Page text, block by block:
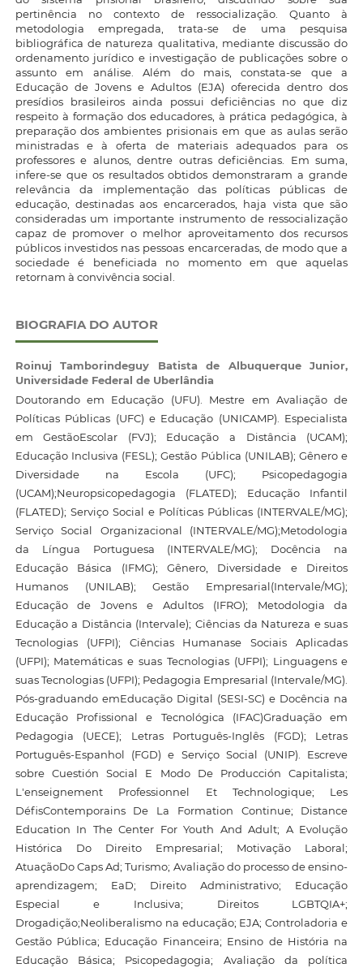
pertinência no contexto de ressocialização. Quanto à
metodologia empregada, trata-se de uma pesquisa
bibliográfica de natureza qualitativa, mediante discussão do
ordenamento jurídico e investigação de publicações sobre o
assunto em análise. Além do mais, constata-se que a
Educação de Jovens e Adultos (EJA) oferecida dentro dos
presídios brasileiros ainda possui deficiências no que diz
respeito à formação dos educadores, à prática pedagógica, à
preparação dos ambientes prisionais em que as aulas serão
ministradas e à oferta de materiais adequados para os
professores e alunos, dentre outras deficiências. Em suma,
infere-se que os resultados obtidos demonstraram a grande
relevância da implementação das políticas públicas de
educação, destinadas aos encarcerados, haja vista que são
consideradas um importante instrumento de ressocialização
capaz de promover o melhor aproveitamento dos recursos
públicos investidos nas pessoas encarceradas, de modo que a
sociedade é beneficiada no momento em que aquelas
retornam à convivência social.
BIOGRAFIA DO AUTOR
Roinuj Tamborindeguy Batista de Albuquerque Junior,
Universidade Federal de Uberlândia
Doutorando em Educação (UFU). Mestre em Avaliação de
Políticas Públicas (UFC) e Educação (UNICAMP). Especialista
em GestãoEscolar (FVJ); Educação a Distância (UCAM);
Educação Inclusiva (FESL); Gestão Pública (UNILAB); Gênero e
Diversidade na Escola (UFC); Psicopedagogia
(UCAM);Neuropsicopedagogia (FLATED); Educação Infantil
(FLATED); Serviço Social e Políticas Públicas (INTERVALE/MG);
Serviço Social Organizacional (INTERVALE/MG);Metodologia
da Língua Portuguesa (INTERVALE/MG); Docência na
Educação Básica (IFMG); Gênero, Diversidade e Direitos
Humanos (UNILAB); Gestão Empresarial(Intervale/MG);
Educação de Jovens e Adultos (IFRO); Metodologia da
Educação a Distância (Intervale); Ciências da Natureza e suas
Tecnologias (UFPI); Ciências Humanase Sociais Aplicadas
(UFPI); Matemáticas e suas Tecnologias (UFPI); Linguagens e
suas Tecnologias (UFPI); Pedagogia Empresarial (Intervale/MG).
Pós-graduando emEducação Digital (SESI-SC) e Docência na
Educação Profissional e Tecnológica (IFAC)Graduação em
Pedagogia (UECE); Letras Português-Inglês (FGD); Letras
Português-Espanhol (FGD) e Serviço Social (UNIP). Escreve
sobre Cuestión Social E Modo De Producción Capitalista;
L'enseignement Professionnel Et Technologique; Les
DéfisContemporains De La Formation Continue; Distance
Education In The Center For Youth And Adult; A Evolução
Histórica Do Direito Empresarial; Motivação Laboral;
AtuaçãoDo Caps Ad; Turismo; Avaliação do processo de ensino-
aprendizagem; EaD; Direito Administrativo; Educação
Especial e Inclusiva; Direitos LGBTQIA+;
Drogadição;Neoliberalismo na educação; EJA; Controladoria e
Gestão Pública; Educação Financeira; Ensino de História na
Educação Básica; Psicopedagogia; Avaliação da política